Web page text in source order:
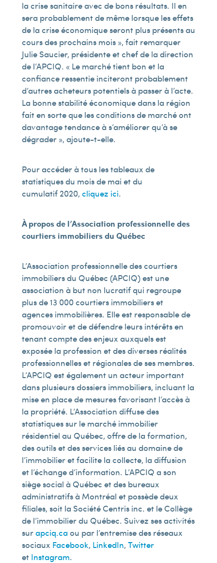
la crise sanitaire avec de bons résultats. Il en
sera probablement de même lorsque les effets
de la crise économique seront plus présents au
cours des prochains mois », fait remarquer
Julie Saucier, présidente et chef de la direction
de l’APCIQ. « Le marché tient bon et la
confiance ressentie inciteront probablement
d’autres acheteurs potentiels à passer à l’acte.
La bonne stabilité économique dans la région
fait en sorte que les conditions de marché ont
davantage tendance à s’améliorer qu’à se
dégrader », ajoute-t-elle.
Pour accéder à tous les tableaux de
statistiques du mois de mai et du
cumulatif 2020, cliquez ici.
À propos de l’Association professionnelle des
courtiers immobiliers du Québec
L’Association professionnelle des courtiers
immobiliers du Québec (APCIQ) est une
association à but non lucratif qui regroupe
plus de 13 000 courtiers immobiliers et
agences immobilières. Elle est responsable de
promouvoir et de défendre leurs intérêts en
tenant compte des enjeux auxquels est
exposée la profession et des diverses réalités
professionnelles et régionales de ses membres.
L’APCIQ est également un acteur important
dans plusieurs dossiers immobiliers, incluant la
mise en place de mesures favorisant l’accès à
la propriété. L’Association diffuse des
statistiques sur le marché immobilier
résidentiel au Québec, offre de la formation,
des outils et des services liés au domaine de
l’immobilier et facilite la collecte, la diffusion
et l’échange d’information. L’APCIQ a son
siège social à Québec et des bureaux
administratifs à Montréal et possède deux
filiales, soit la Société Centris inc. et le Collège
de l’immobilier du Québec. Suivez ses activités
surapciq.caou par l’entremise des réseaux
sociaux Facebook, LinkedIn, Twitter
et Instagram.